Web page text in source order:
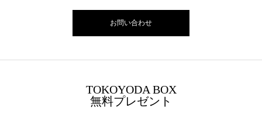
お問い合わせ
TOKOYODA BOX
無料プレゼント